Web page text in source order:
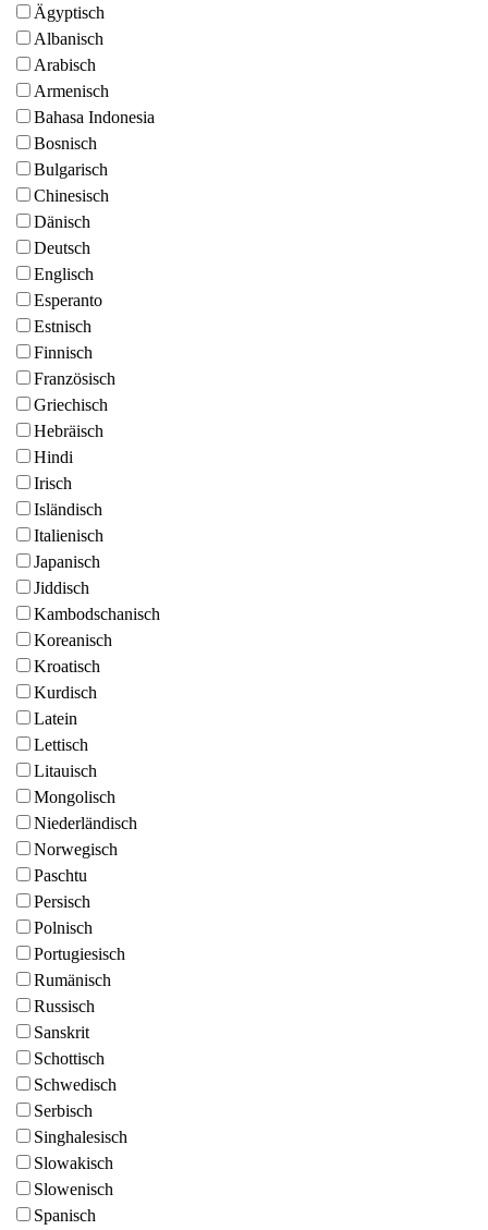
Ägyptisch
Albanisch
Arabisch
Armenisch
Bahasa Indonesia
Bosnisch
Bulgarisch
Chinesisch
Dänisch
Deutsch
Englisch
Esperanto
Estnisch
Finnisch
Französisch
Griechisch
Hebräisch
Hindi
Irisch
Isländisch
Italienisch
Japanisch
Jiddisch
Kambodschanisch
Koreanisch
Kroatisch
Kurdisch
Latein
Lettisch
Litauisch
Mongolisch
Niederländisch
Norwegisch
Paschtu
Persisch
Polnisch
Portugiesisch
Rumänisch
Russisch
Sanskrit
Schottisch
Schwedisch
Serbisch
Singhalesisch
Slowakisch
Slowenisch
Spanisch